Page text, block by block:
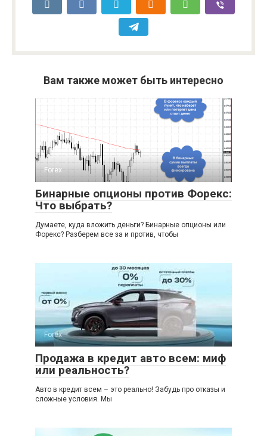
Вам также может быть интересно
Forex
Бинарные опционы против Форекс:
Что выбрать?
Думаете, куда вложить деньги? Бинарные опционы или
Форекс? Разберем все за и против, чтобы
Forex
Продажа в кредит авто всем: миф
или реальность?
Авто в кредит всем – это реально! Забудь про отказы и
сложные условия. Мы